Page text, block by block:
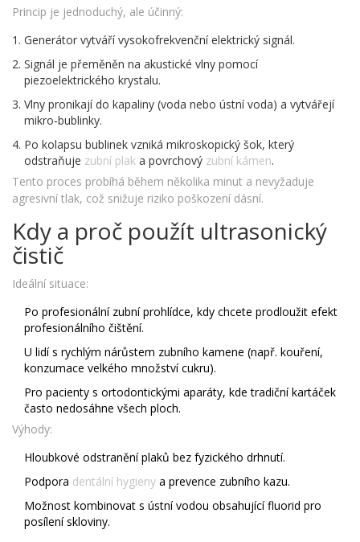
Princip je jednoduchý, ale účinný:
Generátor vytváří vysokofrekvenční elektrický signál.
Signál je přeměněn na akustické vlny pomocí
piezoelektrického krystalu.
Vlny pronikají do kapaliny (voda nebo ústní voda) a vytvářejí
mikro‑bublinky.
Po kolapsu bublinek vzniká mikroskopický šok, který
odstraňuje zubní plak a povrchový zubní kámen.
Tento proces probíhá během několika minut a nevyžaduje
agresivní tlak, což snižuje riziko poškození dásní.
Kdy a proč použít ultrasonický
čistič
Ideální situace:
Po profesionální zubní prohlídce, kdy chcete prodloužit efekt
profesionálního čištění.
U lidí s rychlým nárůstem zubního kamene (např. kouření,
konzumace velkého množství cukru).
Pro pacienty s ortodontickými aparáty, kde tradiční kartáček
často nedosáhne všech ploch.
Výhody:
Hloubkové odstranění plaků bez fyzického drhnutí.
Podpora dentální hygieny a prevence zubního kazu.
Možnost kombinovat s ústní vodou obsahující fluorid pro
posílení skloviny.